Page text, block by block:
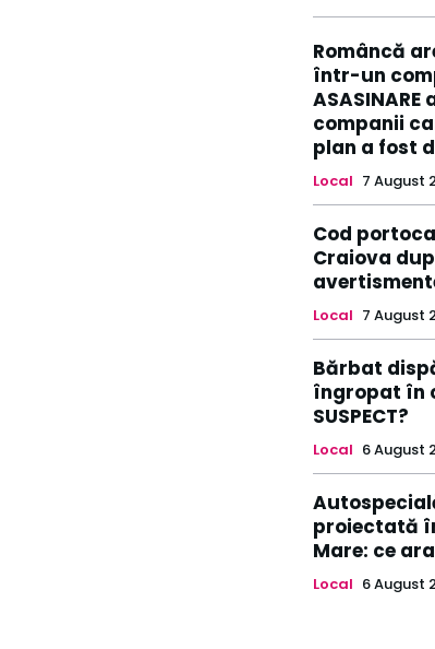
Româncă
într-un
companii
plan a fost
Local 7 August
Cod
Craiova
Local 7 August
Bărbat
îngropat în
SUSPECT?
Local 6 August
proiectată
Mare: ce
Local 6 August